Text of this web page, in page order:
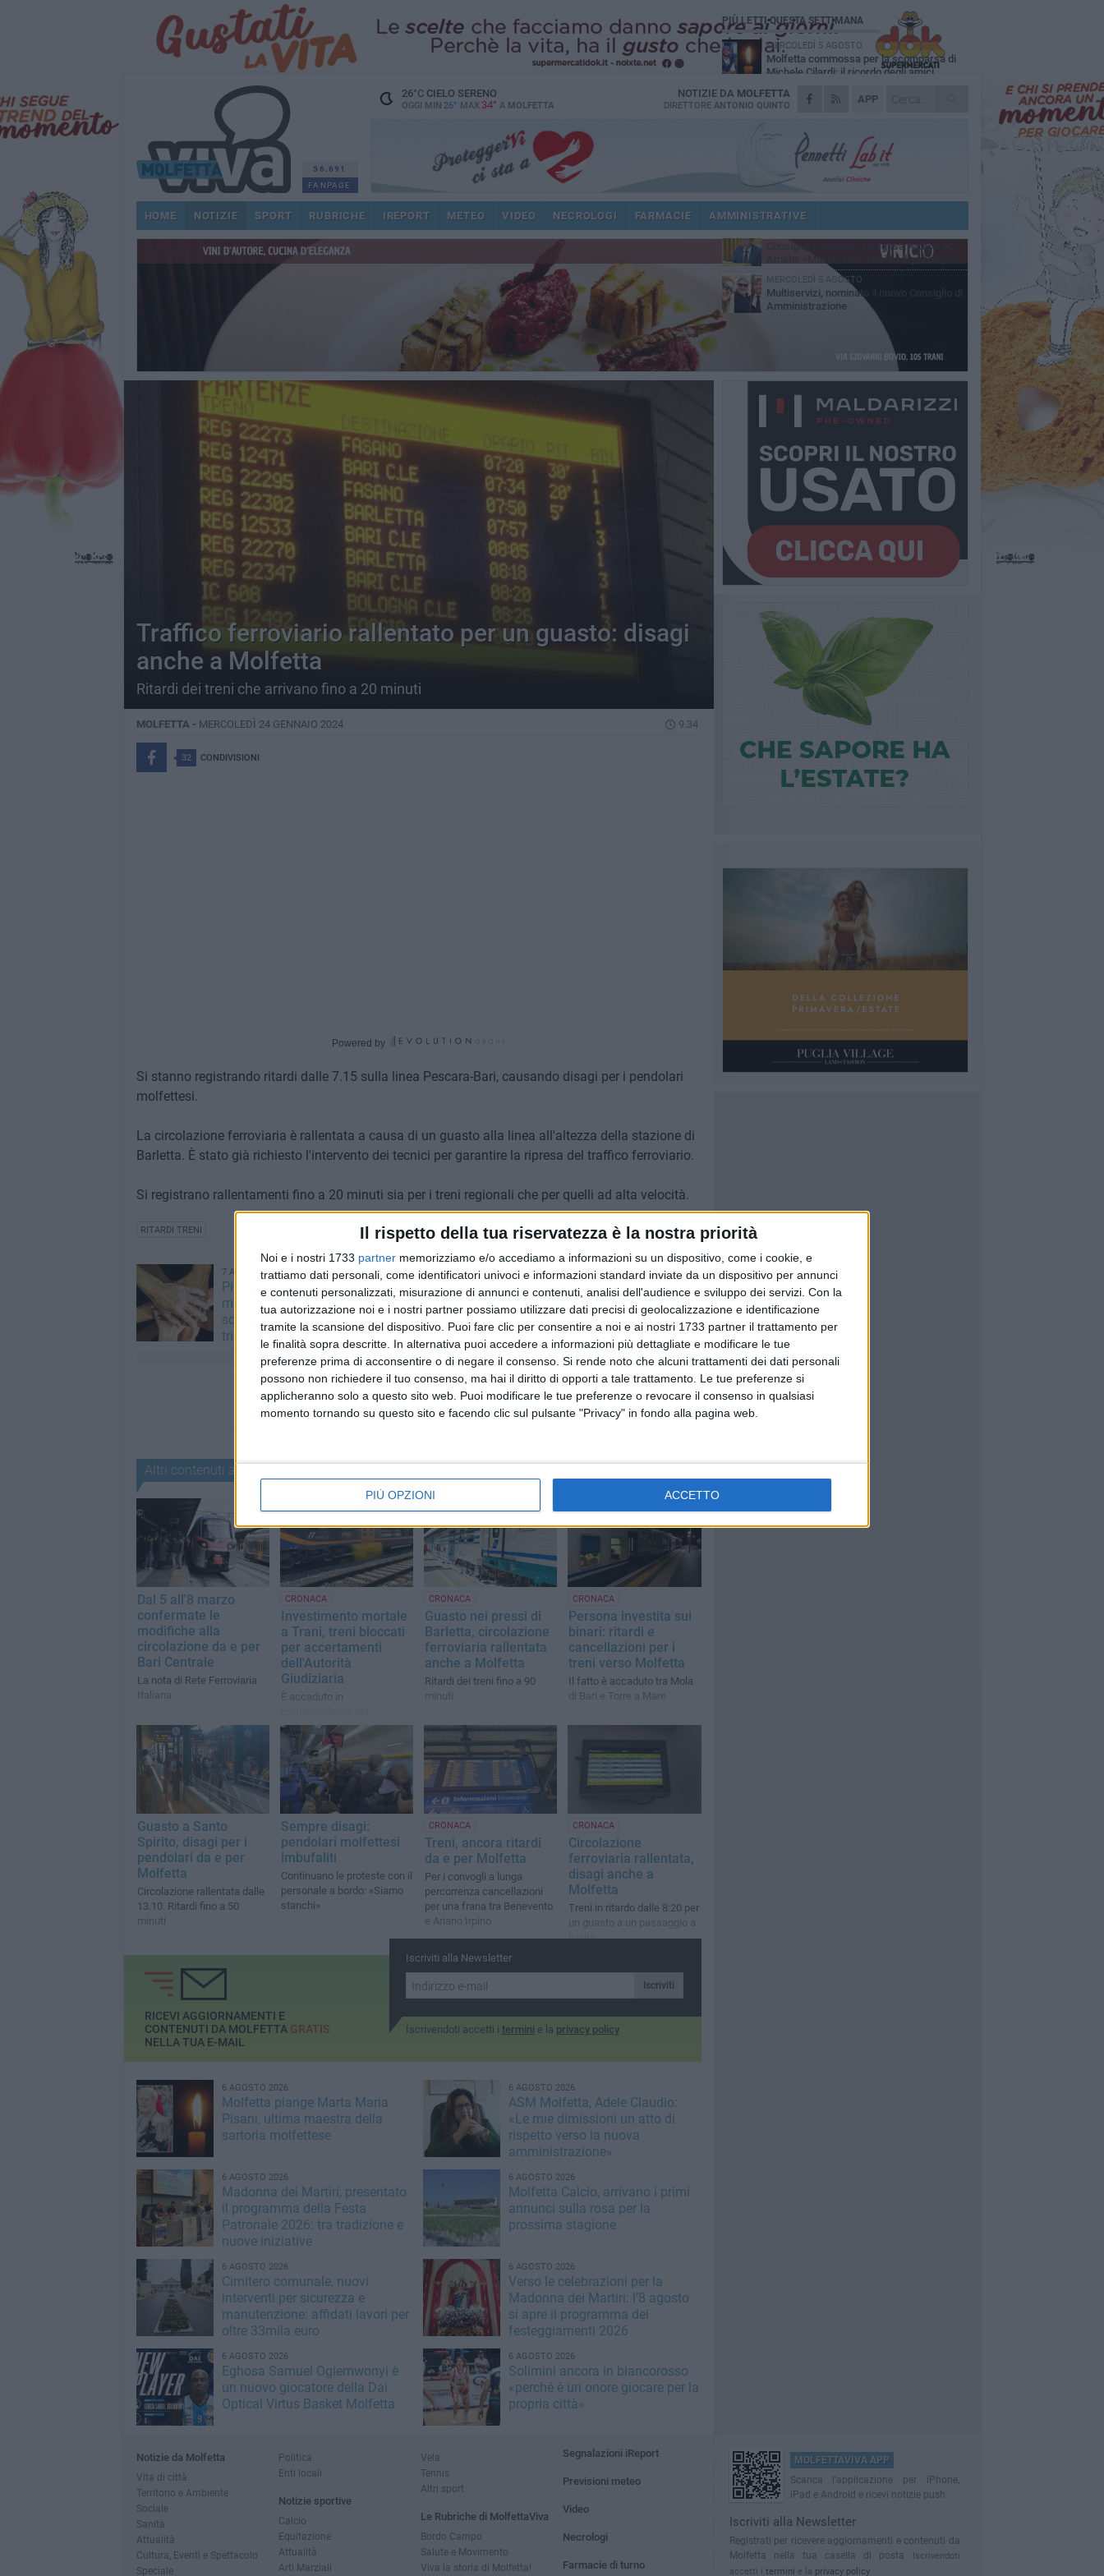
Il rispetto della tua riservatezza è la nostra priorità
Noi e i nostri 1733 partner memorizziamo e/o accediamo a informazioni su un dispositivo, come i cookie, e
trattiamo dati personali, come identificatori univoci e informazioni standard inviate da un dispositivo per annunci
e contenuti personalizzati, misurazione di annunci e contenuti, analisi dell'audience e sviluppo dei servizi. Con la
tua autorizzazione noi e i nostri partner possiamo utilizzare dati precisi di geolocalizzazione e identificazione
tramite la scansione del dispositivo. Puoi fare clic per consentire a noi e ai nostri 1733 partner il trattamento per
le finalità sopra descritte. In alternativa puoi accedere a informazioni più dettagliate e modificare le tue
preferenze prima di acconsentire o di negare il consenso. Si rende noto che alcuni trattamenti dei dati personali
possono non richiedere il tuo consenso, ma hai il diritto di opporti a tale trattamento. Le tue preferenze si
applicheranno solo a questo sito web. Puoi modificare le tue preferenze o revocare il consenso in qualsiasi
momento tornando su questo sito e facendo clic sul pulsante "Privacy" in fondo alla pagina web.
PIÙ OPZIONI ACCETTO
56.691
FANPAGE
26°CCIELO SERENO
OGGI MIN 26° MAX 34° A MOLFETTA
APP
NOTIZIE DA MOLFETTA
DIRETTORE ANTONIO QUINTO
HOME NOTIZIE SPORT RUBRICHE IREPORT METEO VIDEO NECROLOGI FARMACIE AMMINISTRATIVE
Traffico ferroviario rallentato per un guasto: disagi
anche a Molfetta
Ritardi dei treni che arrivano fino a 20 minuti
MOLFETTA - MERCOLEDÌ 24 GENNAIO 2024 9.34
32 CONDIVISIONI
Powered by
Si stanno registrando ritardi dalle 7.15 sulla linea Pescara-Bari, causando disagi per i pendolari
molfettesi.
La circolazione ferroviaria è rallentata a causa di un guasto alla linea all'altezza della stazione di
Barletta. È stato già richiesto l'intervento dei tecnici per garantire la ripresa del traffico ferroviario.
Si registrano rallentamenti fino a 20 minuti sia per i treni regionali che per quelli ad alta velocità.
RITARDI TRENI
7 AGOSTO 2026
Piano Sociale di Zona, oltre 7
milioni di euro l'anno per i servizi
sociali: ecco le priorità del
triennio
6 AGOSTO 2026
Marittimo molfettese muore a
bordo di un peschereccio al largo
del Gargano
Altri contenuti a tema
Dal 5 all'8 marzo
confermate le
modifiche alla
circolazione da e per
Bari Centrale
La nota di Rete Ferroviaria
Italiana
CRONACA
Investimento mortale
a Trani, treni bloccati
per accertamenti
dell'Autorità
Giudiziaria
È accaduto in
passaggio a livello di via
Corato
CRONACA
Guasto nei pressi di
Barletta, circolazione
ferroviaria rallentata
anche a Molfetta
Ritardi dei treni fino a 90
minuti
CRONACA
Persona investita sui
binari: ritardi e
cancellazioni per i
treni verso Molfetta
Il fatto è accaduto tra Mola
di Bari e Torre a Mare
Guasto a Santo
Spirito, disagi per i
pendolari da e per
Molfetta
Circolazione rallentata dalle
13.10. Ritardi fino a 50
minuti
Sempre disagi:
pendolari molfettesi
imbufaliti
Continuano le proteste con il
personale a bordo: «Siamo
stanchi»
CRONACA
Treni, ancora ritardi
da e per Molfetta
Per i convogli a lunga
percorrenza cancellazioni
per una frana tra Benevento
e Ariano Irpino
CRONACA
Circolazione
ferroviaria rallentata,
disagi anche a
Molfetta
Treni in ritardo dalle 8:20 per
un guasto a un passaggio a
livello
Iscriviti alla Newsletter
Iscriviti
Iscrivendoti accetti i termini e la privacy policy
RICEVI AGGIORNAMENTI E
CONTENUTI DA MOLFETTA GRATIS
NELLA TUA E-MAIL
6 AGOSTO 2026
Molfetta piange Marta Maria
Pisani, ultima maestra della
sartoria molfettese
6 AGOSTO 2026
ASM Molfetta, Adele Claudio:
«Le mie dimissioni un atto di
rispetto verso la nuova
amministrazione»
6 AGOSTO 2026
Madonna dei Martiri, presentato
il programma della Festa
Patronale 2026: tra tradizione e
nuove iniziative
6 AGOSTO 2026
Molfetta Calcio, arrivano i primi
annunci sulla rosa per la
prossima stagione
6 AGOSTO 2026
Cimitero comunale, nuovi
interventi per sicurezza e
manutenzione: affidati lavori per
oltre 33mila euro
6 AGOSTO 2026
Verso le celebrazioni per la
Madonna dei Martiri: l’8 agosto
si apre il programma dei
festeggiamenti 2026
6 AGOSTO 2026
Eghosa Samuel Ogiemwonyi è
un nuovo giocatore della Dai
Optical Virtus Basket Molfetta
6 AGOSTO 2026
Solimini ancora in biancorosso
«perché è un onore giocare per la
propria città»
PIÙ LETTI QUESTA SETTIMANA
MERCOLEDÌ 5 AGOSTO
Molfetta commossa per la scomparsa di
Michele Cilardi: il ricordo degli amici
GIOVEDÌ 6 AGOSTO
Marittimo molfettese muore a bordo di un
SABATO 1 AGOSTO
La MTM Molfetta cerca autisti e
accompagnatori per gli scuolabus:
pubblicato il bando
GIOVEDÌ 6 AGOSTO
Molfetta piange Marta Maria Pisani, ultima
maestra della sartoria molfettese
SABATO 1 AGOSTO
Consiglio comunale, Siragusa replica ad
Amato: «Mai limitato il diritto di parola, ho
fatto rispettare il regolamento»
MERCOLEDÌ 5 AGOSTO
Multiservizi, nominato il nuovo Consiglio di
Amministrazione
Notizie da Molfetta
Vita di città
Territorio e Ambiente
Sociale
Sanità
Attualità
Cultura, Eventi e Spettacolo
Speciale
Politica
Enti locali
Notizie sportive
Calcio
Equitazione
Attualità
Arti Marziali
Vela
Tennis
Altri sport
Le Rubriche di MolfettaViva
Bordo Campo
Salute e Movimento
Viva la storia di Molfetta!
Segnalazioni iReport
Previsioni meteo
Video
Necrologi
Farmacie di turno
MOLFETTAVIVA APP
Scarica l'applicazione per iPhone,
iPad e Android e ricevi notizie push
Iscriviti alla Newsletter
Registrati per ricevere aggiornamenti e contenuti da
Molfetta nella tua casella di posta
Iscrivendoti
accetti i termini e la privacy policy